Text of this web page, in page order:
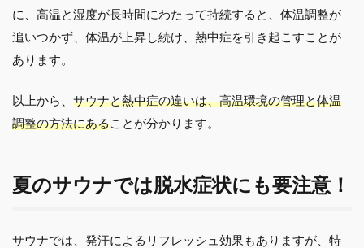
に、高温と湿度が長時間にわたって持続すると、体温調整が
追いつかず、体温が上昇し続け、熱中症を引き起こすことが
あります。
以上から、 サウナと熱中症の違いは、高温環境の管理と体温
調整の方法にあることが分かります。
夏のサウナでは脱水症状にも要注意！
サウナでは、発汗によるリフレッシュ効果もありますが、特